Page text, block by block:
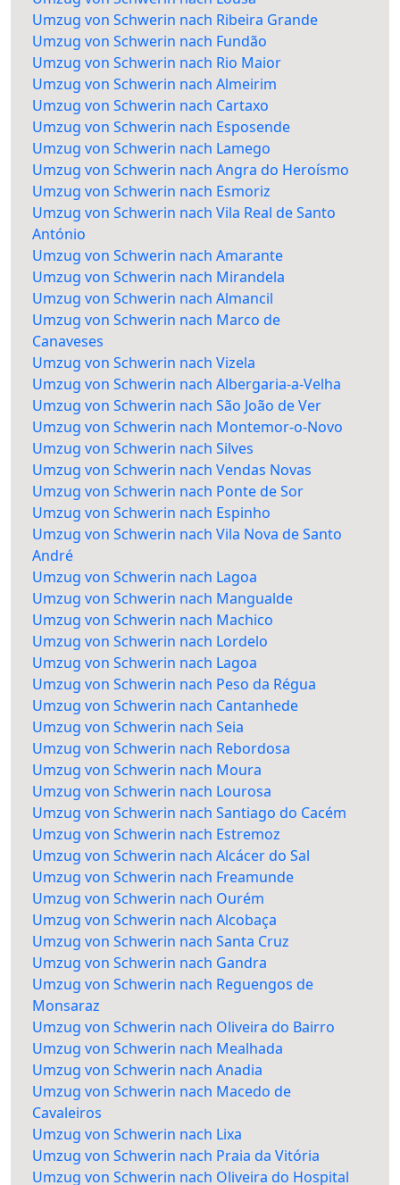
Umzug von Schwerin nach Ribeira Grande
Umzug von Schwerin nach Fundão
Umzug von Schwerin nach Rio Maior
Umzug von Schwerin nach Almeirim
Umzug von Schwerin nach Cartaxo
Umzug von Schwerin nach Esposende
Umzug von Schwerin nach Lamego
Umzug von Schwerin nach Angra do Heroísmo
Umzug von Schwerin nach Esmoriz
Umzug von Schwerin nach Vila Real de Santo
António
Umzug von Schwerin nach Amarante
Umzug von Schwerin nach Mirandela
Umzug von Schwerin nach Almancil
Umzug von Schwerin nach Marco de
Canaveses
Umzug von Schwerin nach Vizela
Umzug von Schwerin nach Albergaria-a-Velha
Umzug von Schwerin nach São João de Ver
Umzug von Schwerin nach Montemor-o-Novo
Umzug von Schwerin nach Silves
Umzug von Schwerin nach Vendas Novas
Umzug von Schwerin nach Ponte de Sor
Umzug von Schwerin nach Espinho
Umzug von Schwerin nach Vila Nova de Santo
André
Umzug von Schwerin nach Lagoa
Umzug von Schwerin nach Mangualde
Umzug von Schwerin nach Machico
Umzug von Schwerin nach Lordelo
Umzug von Schwerin nach Lagoa
Umzug von Schwerin nach Peso da Régua
Umzug von Schwerin nach Cantanhede
Umzug von Schwerin nach Seia
Umzug von Schwerin nach Rebordosa
Umzug von Schwerin nach Moura
Umzug von Schwerin nach Lourosa
Umzug von Schwerin nach Santiago do Cacém
Umzug von Schwerin nach Estremoz
Umzug von Schwerin nach Alcácer do Sal
Umzug von Schwerin nach Freamunde
Umzug von Schwerin nach Ourém
Umzug von Schwerin nach Alcobaça
Umzug von Schwerin nach Santa Cruz
Umzug von Schwerin nach Gandra
Umzug von Schwerin nach Reguengos de
Monsaraz
Umzug von Schwerin nach Oliveira do Bairro
Umzug von Schwerin nach Mealhada
Umzug von Schwerin nach Anadia
Umzug von Schwerin nach Macedo de
Cavaleiros
Umzug von Schwerin nach Lixa
Umzug von Schwerin nach Praia da Vitória
Umzug von Schwerin nach Oliveira do Hospital